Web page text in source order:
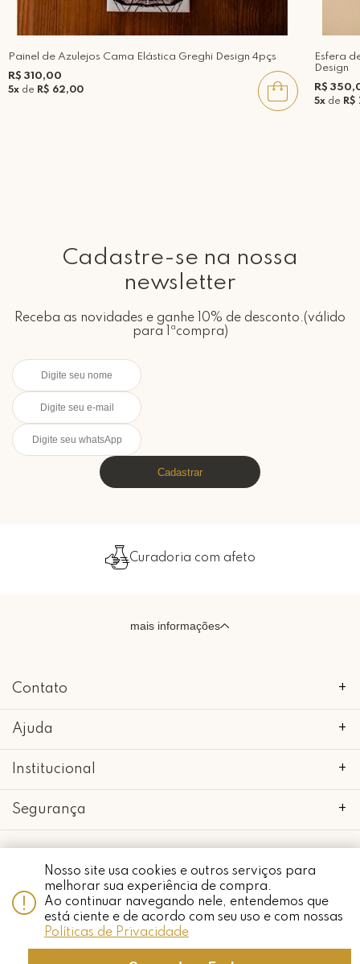
Nosso site usa cookies e outros serviços para
melhorar sua experiência de compra.
Ao continuar navegando nele, entendemos que
está ciente e de acordo com seu uso e com nossas
Políticas de Privacidade
Painel de Azulejos Cama Elástica Greghi Design 4pçs
R$ 310,00
5x de R$ 62,00
Esfera
Design
R$
5xde
Cadastre-se na nossa
newsletter
Receba as novidades e ganhe 10% de desconto.(válido
para 1ªcompra)
Cadastrar
Curadoria com afeto
Whatsapp
mais informações
Contato +
Ajuda +
Institucional +
Segurança +
copyright 2018 - 2022 • mimo galeria • 52.898.662/0001-24 • todos os
direitos reservados.